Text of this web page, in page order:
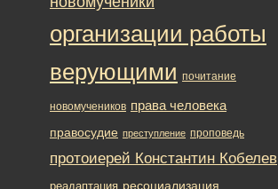
организации работы
верующими почитание
новомучеников права человека
правосудие преступление проповедь
протоиерей Константин Кобелев
реадаптация ресоциализация